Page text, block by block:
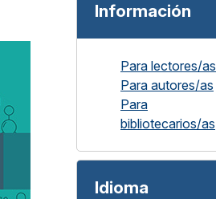
Información
Para lectores/as
Para autores/as
Para
bibliotecarios/as
Idioma